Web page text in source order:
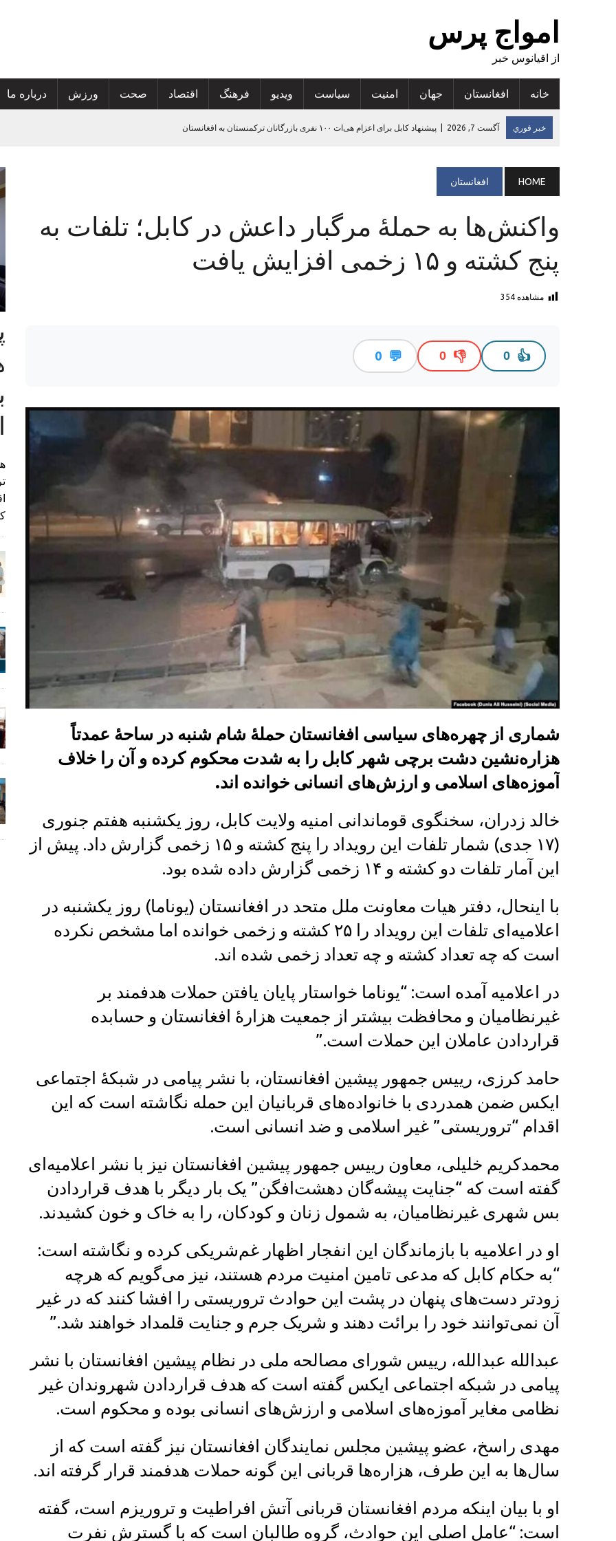
امواج پرس
از اقیانوس خبر
خانه افغانستان جهان امنيت سياست ویدیو فرهنگ اقتصاد صحت ورزش درباره ما
خبر فوري آگست 7, 2026 ارزیابی تازه: سوءتغذیه در ۵۳ درصد مناطق افغانستان افزایش یافته است
آگست 6, 2026 | تاکید رییس سازمان‌جهانی‌بهداشت در افغانستان بر گسترش خدمات صحی و محو پولیو
آگست 7, 2026 پیشنهاد کابل برای اعزام هی‌ات ۱۰۰ نفری بازرگانان ترکمنستان به افغانستان
HOME افغانستان
واکنش‌ها به حملهٔ مرگبار داعش در کابل؛ تلفات به
پنج کشته و ۱۵ زخمی افزایش یافت
مشاهده 354
👍
0
👎
0
💬
0
شماری از چهره‌های سیاسی افغانستان حملهٔ شام شنبه در ساحهٔ عمدتاً
هزاره‌نشین دشت برچی شهر کابل را به شدت محکوم کرده و آن را خلاف
آموزه‌های اسلامی و ارزش‌های انسانی خوانده اند.
خالد زدران، سخنگوی قوماندانی امنیه ولایت کابل، روز یکشنبه هفتم جنوری
(۱۷ جدی) شمار تلفات این رویداد را پنج کشته و ۱۵ زخمی گزارش داد. پیش از
این آمار تلفات دو کشته و ۱۴ زخمی گزارش داده شده بود.
با اینحال، دفتر هیات معاونت ملل متحد در افغانستان (یوناما) روز یکشنبه در
اعلامیه‌ای تلفات این رویداد را ۲۵ کشته و زخمی خوانده اما مشخص نکرده
است که چه تعداد کشته و چه تعداد زخمی شده اند.
در اعلامیه آمده است: “یوناما خواستار پایان یافتن حملات هدفمند بر
غیرنظامیان و محافظت بیشتر از جمعیت هزارهٔ افغانستان و حسابده
قراردادن عاملان این حملات است.”
حامد کرزی، رییس جمهور پیشین افغانستان، با نشر پیامی در شبکۀ اجتماعی
ایکس ضمن همدردی با خانواده‌های قربانیان این حمله نگاشته است که این
اقدام “تروریستی” غیر اسلامی و ضد انسانی است.
محمدکریم خلیلی، معاون رییس جمهور پیشین افغانستان نیز با نشر اعلامیه‌ای
گفته است که “جنایت پیشه‌گان دهشت‌افگن” یک بار دیگر با هدف قراردادن
بس شهری غیرنظامیان، به شمول زنان و کودکان، را به خاک و خون کشیدند.
او در اعلامیه با بازماندگان این انفجار اظهار غم‌شریکی کرده و نگاشته است:
“به حکام کابل که مدعی تامین امنیت مردم هستند، نیز می‌گویم که هرچه
زودتر دست‌های پنهان در پشت این حوادث تروریستی را افشا کنند که در غیر
آن نمی‌توانند خود را برائت دهند و شریک جرم و جنایت قلمداد خواهند شد.”
عبدالله عبدالله، رییس شورای مصالحه ملی در نظام پیشین افغانستان با نشر
پیامی در شبکه اجتماعی ایکس گفته است که هدف قراردادن شهروندان غیر
نظامی مغایر آموزه‌های اسلامی و ارزش‌های انسانی بوده و محکوم است.
مهدی راسخ، عضو پیشین مجلس نمایندگان افغانستان نیز گفته است که از
سال‌ها به این طرف، هزاره‌ها قربانی این گونه حملات هدفمند قرار گرفته اند.
او با بیان اینکه مردم افغانستان قربانی آتش افراطیت و تروریزم است، گفته
است: “عامل اصلی این حوادث، گروه طالبان است که با گسترش نفرت